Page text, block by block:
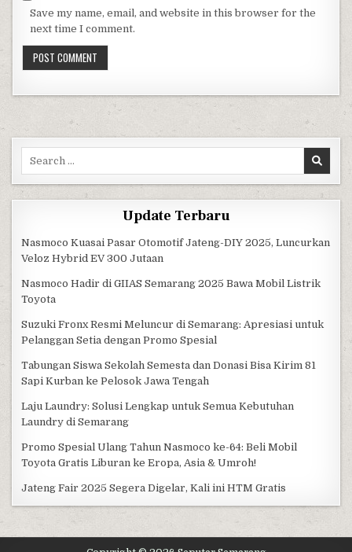
Save my name, email, and website in this browser for the
next time I comment.
Search for:
Update Terbaru
Nasmoco Kuasai Pasar Otomotif Jateng-DIY 2025, Luncurkan
Veloz Hybrid EV 300 Jutaan
Nasmoco Hadir di GIIAS Semarang 2025 Bawa Mobil Listrik
Toyota
Suzuki Fronx Resmi Meluncur di Semarang: Apresiasi untuk
Pelanggan Setia dengan Promo Spesial
Tabungan Siswa Sekolah Semesta dan Donasi Bisa Kirim 81
Sapi Kurban ke Pelosok Jawa Tengah
Laju Laundry: Solusi Lengkap untuk Semua Kebutuhan
Laundry di Semarang
Promo Spesial Ulang Tahun Nasmoco ke-64: Beli Mobil
Toyota Gratis Liburan ke Eropa, Asia & Umroh!
Jateng Fair 2025 Segera Digelar, Kali ini HTM Gratis